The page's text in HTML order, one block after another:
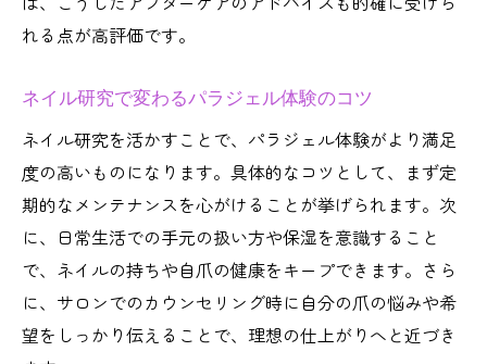
れる点が高評価です。
ネイル研究で変わるパラジェル体験のコツ
ネイル研究を活かすことで、パラジェル体験がより満足
度の高いものになります。具体的なコツとして、まず定
期的なメンテナンスを心がけることが挙げられます。次
に、日常生活での手元の扱い方や保湿を意識すること
で、ネイルの持ちや自爪の健康をキープできます。さら
に、サロンでのカウンセリング時に自分の爪の悩みや希
望をしっかり伝えることで、理想の仕上がりへと近づき